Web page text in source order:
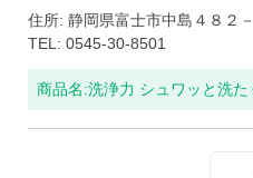
住所: 静岡県富士市中島４８２－
TEL: 0545-30-8501
商品名:洗浄力 シュワッと洗